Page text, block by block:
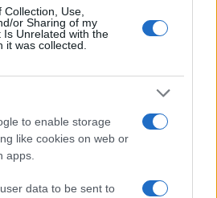
Use,
or Sharing of my
Is Unrelated with the
it was collected.
to enable storage
like cookies on web or
apps.
data to be sent to
Casa
secondo il Feng Shui: gli
Moda
che mai: al naturale e senza